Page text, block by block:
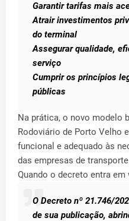
Garantir tarifas mais
Atrair investimentos
do terminal
Assegurar qualidade,
serviço
Cumprir os princípios
públicas
Na prática, o novo modelo
Rodoviário de Porto Velho
funcional e adequado às
das empresas de
Quando o decreto entra em
O Decreto nº 21.746/
de sua publicação,